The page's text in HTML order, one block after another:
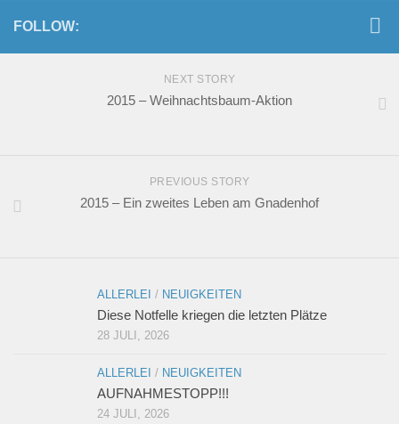
FOLLOW:
NEXT STORY
2015 – Weihnachtsbaum-Aktion
PREVIOUS STORY
2015 – Ein zweites Leben am Gnadenhof
ALLERLEI / NEUIGKEITEN
Diese Notfelle kriegen die letzten Plätze
28 JULI, 2026
ALLERLEI / NEUIGKEITEN
AUFNAHMESTOPP!!!
24 JULI, 2026